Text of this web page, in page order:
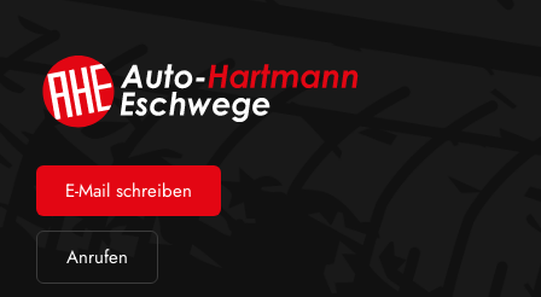
E-Mail schreiben
Anrufen